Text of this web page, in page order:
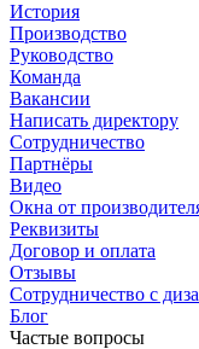
История
Производство
Руководство
Команда
Вакансии
Написать директору
Сотрудничество
Партнёры
Видео
Окна от
Реквизиты
Договор и оплата
Отзывы
Сотрудничество с
Блог
Частые вопросы